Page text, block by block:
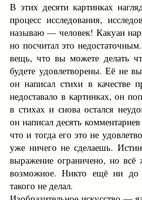
В этих десяти картинках
процесс исследования,
называю — человек! Какуан
но посчитал это
вещь, что вы можете делать
будете удовлетворены. Её не
он написал стихи в качестве
недоставало в картинках, он
в стихах и снова остался
он написал десять
что и тогда его это не
уже ничего не сделаешь.
выражение ограничено, но всё
возможное. Никто ещё ни до
такого не делал.